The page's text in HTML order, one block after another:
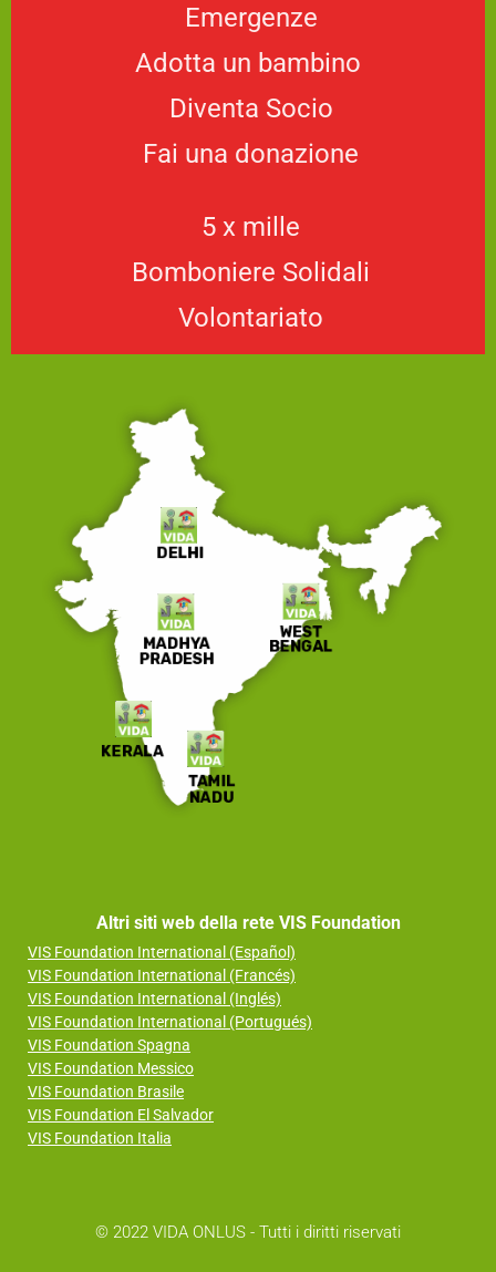
Emergenze
Adotta un bambino
Diventa Socio
Fai una donazione
5 x mille
Bomboniere Solidali
Volontariato
Altri siti web della rete VIS Foundation
VIS Foundation International (Español)
VIS Foundation International (Francés)
VIS Foundation International (Inglés)
VIS Foundation International (Portugués)
VIS Foundation Spagna
VIS Foundation Messico
VIS Foundation Brasile
VIS Foundation El Salvador
VIS Foundation Italia
© 2022 VIDA ONLUS - Tutti i diritti riservati